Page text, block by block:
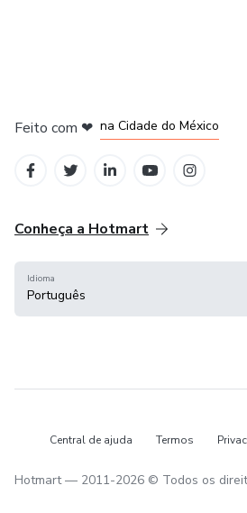
Feito com ❤ na Cidade do México
Conheça a Hotmart
Idioma
Português
Central de ajuda Termos
Hotmart — 2011-2026 © Todos os